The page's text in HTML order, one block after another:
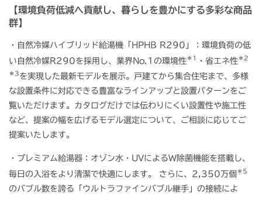
【環境負荷低減へ貢献し、暮らしを豊かにする多彩な商品
群】
・自然冷媒ハイブリッド給湯機「 HPHB R290 」： 環境負荷の低
い自然冷媒R290を採用し、業界No.1 の環境性 ＊ 1 ・省エネ性 ＊ 2
＊ 3 を実現した最新モデルを展示。戸建てから集合住宅まで、多様
な設置条件に対応できる豊富なラインアップと設置パターンをご
覧いただけます。カタログだけでは伝わりにくい設置性や施工性
など、提案の幅を広げるモデル選定について、ご相談に応じてご
提案いたします。
・ プレミアム給湯器： オゾン水・ UVによるW除菌機能を搭載し、
毎日の入浴をより清潔で快適にします。 さらに、 2,350万個 ＊ 5
のバブル数を誇る「ウルトラファインバブル継手」の接続によ